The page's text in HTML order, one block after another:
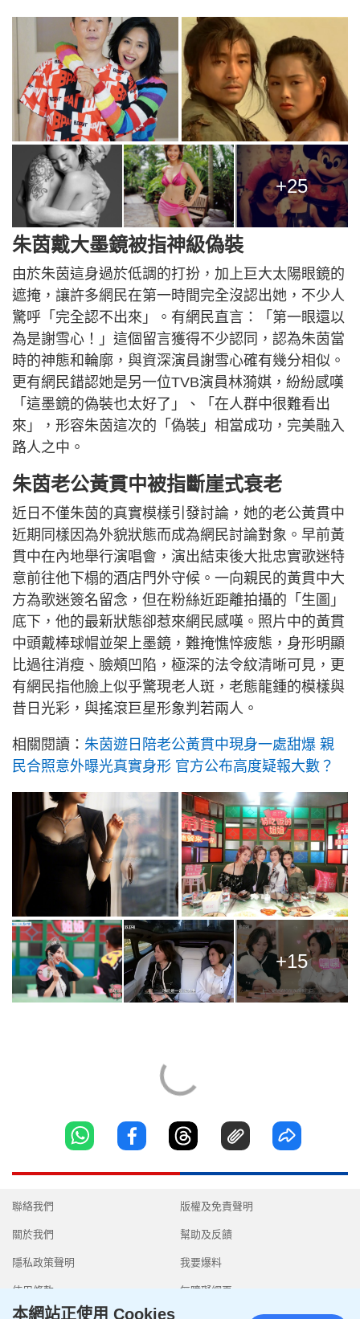
+25
朱茵戴大墨鏡被指神級偽裝
由於朱茵這身過於低調的打扮，加上巨大太陽眼鏡的
遮掩，讓許多網民在第一時間完全沒認出她，不少人
驚呼「完全認不出來」。有網民直言：「第一眼還以
為是謝雪心！」這個留言獲得不少認同，認為朱茵當
時的神態和輪廓，與資深演員謝雪心確有幾分相似。
更有網民錯認她是另一位TVB演員林漪娸，紛紛感嘆
「這墨鏡的偽裝也太好了」、「在人群中很難看出
來」，形容朱茵這次的「偽裝」相當成功，完美融入
路人之中。
朱茵老公黃貫中被指斷崖式衰老
近日不僅朱茵的真實模樣引發討論，她的老公黃貫中
近期同樣因為外貌狀態而成為網民討論對象。早前黃
貫中在內地舉行演唱會，演出結束後大批忠實歌迷特
意前往他下榻的酒店門外守候。一向親民的黃貫中大
方為歌迷簽名留念，但在粉絲近距離拍攝的「生圖」
底下，他的最新狀態卻惹來網民感嘆。照片中的黃貫
中頭戴棒球帽並架上墨鏡，難掩憔悴疲態，身形明顯
比過往消瘦、臉頰凹陷，極深的法令紋清晰可見，更
有網民指他臉上似乎驚現老人斑，老態龍鍾的模樣與
昔日光彩，與搖滾巨星形象判若兩人。
相關閱讀： 朱茵遊日陪老公黃貫中現身一處甜爆 親
民合照意外曝光真實身形 官方公布高度疑報大數？
+15
聯絡我們
關於我們
隱私政策聲明
使用條款
版權及免責聲明
幫助及反饋
我要爆料
無障礙網頁
本網站正使用 Cookies